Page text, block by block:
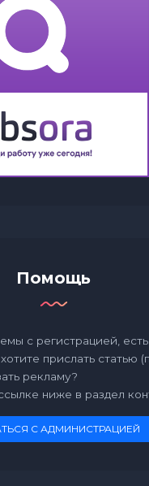
Помощь
с регистрацией,
прислать статью
рекламу?
ниже в раздел
С АДМИНИСТРАЦИЕЙ